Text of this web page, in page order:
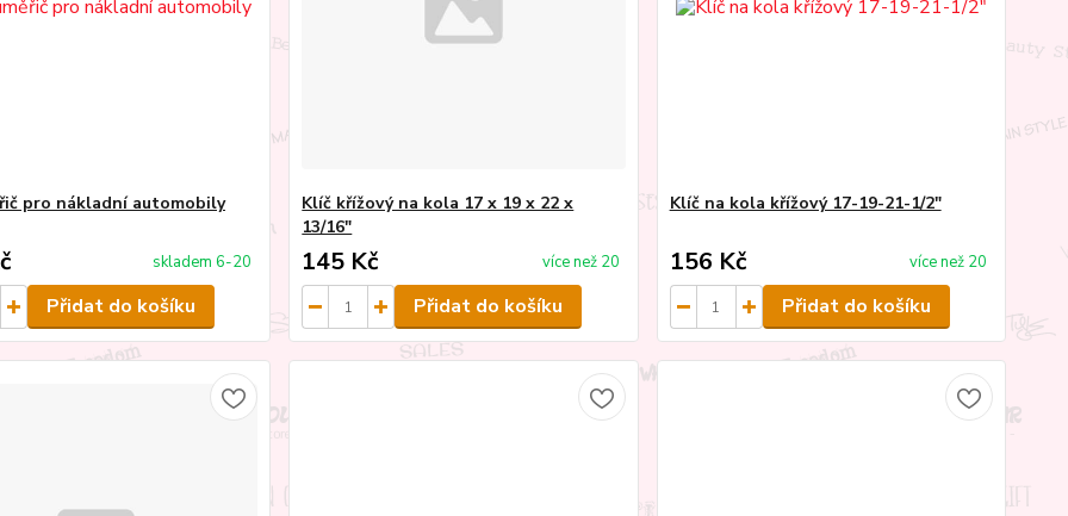
pro nákladní automobily
skladem 6-20
Přidat do košíku
Klíč křížový na kola 17 x 19 x 22 x
13/16"
145 Kč více než 20
Přidat do košíku
Klíč na kola křížový 17-19-21-1/2"
156 Kč více než 20
Přidat do košíku